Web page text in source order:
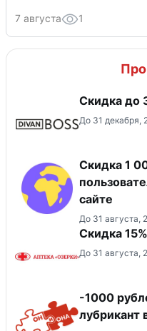
7 августа 1
Скидка до
До 31 декабря,
Скидка 1
сайте
До 31 августа,
Скидка
До 31 августа,
-1000
лубрикант